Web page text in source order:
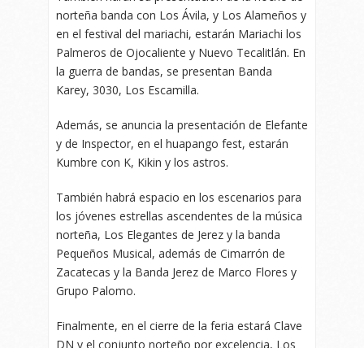
norteña banda con Los Ávila, y Los Alameños y
en el festival del mariachi, estarán Mariachi los
Palmeros de Ojocaliente y Nuevo Tecalitlán. En
la guerra de bandas, se presentan Banda
Karey, 3030, Los Escamilla.
Además, se anuncia la presentación de Elefante
y de Inspector, en el huapango fest, estarán
Kumbre con K, Kikin y los astros.
También habrá espacio en los escenarios para
los jóvenes estrellas ascendentes de la música
norteña, Los Elegantes de Jerez y la banda
Pequeños Musical, además de Cimarrón de
Zacatecas y la Banda Jerez de Marco Flores y
Grupo Palomo.
Finalmente, en el cierre de la feria estará Clave
DN y el conjunto norteño por excelencia, Los